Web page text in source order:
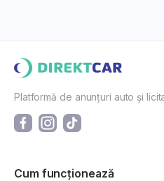
Platformă de anunțuri auto și
Cum funcționează